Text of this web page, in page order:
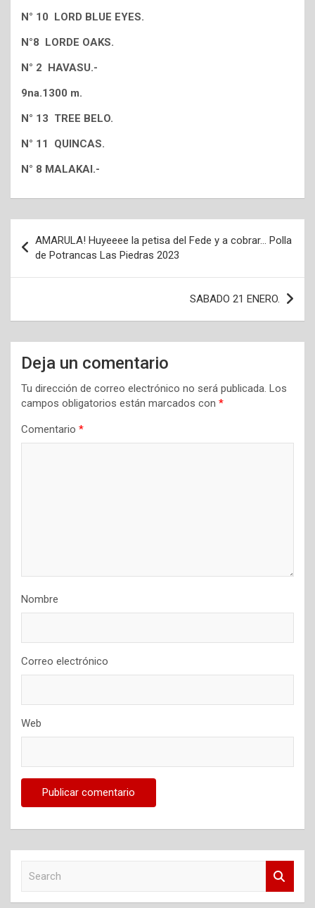
N° 10 LORD BLUE EYES.
N°8 LORDE OAKS.
N° 2 HAVASU.-
9na.1300 m.
N° 13 TREE BELO.
N° 11 QUINCAS.
N° 8 MALAKAI.-
de
entradas
AMARULA! Huyeeee la petisa del Fede y a cobrar… Polla
de Potrancas Las Piedras 2023
SABADO 21 ENERO.
Deja un comentario
Tu dirección de correo electrónico no será publicada. Los
campos obligatorios están marcados con *
Comentario *
Nombre
Correo electrónico
Web